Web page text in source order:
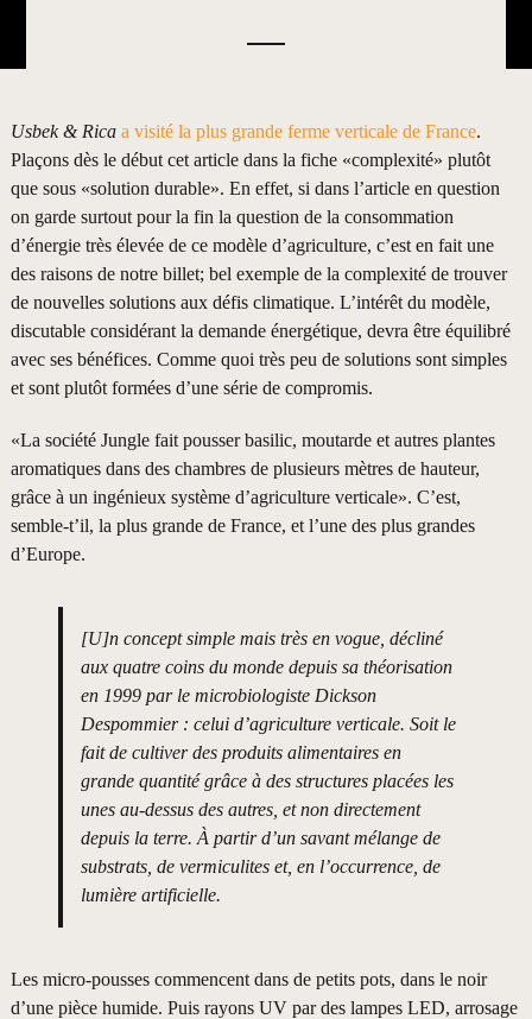
Usbek & Rica a visité la plus grande ferme verticale de France.
Plaçons dès le début cet article dans la fiche «complexité» plutôt
que sous «solution durable». En effet, si dans l’article en question
on garde surtout pour la fin la question de la consommation
d’énergie très élevée de ce modèle d’agriculture, c’est en fait une
des raisons de notre billet; bel exemple de la complexité de trouver
de nouvelles solutions aux défis climatique. L’intérêt du modèle,
discutable considérant la demande énergétique, devra être équilibré
avec ses bénéfices. Comme quoi très peu de solutions sont simples
et sont plutôt formées d’une série de compromis.
«La société Jungle fait pousser basilic, moutarde et autres plantes
aromatiques dans des chambres de plusieurs mètres de hauteur,
grâce à un ingénieux système d’agriculture verticale». C’est,
semble-t’il, la plus grande de France, et l’une des plus grandes
d’Europe.
[U]n concept simple mais très en vogue, décliné
aux quatre coins du monde depuis sa théorisation
en 1999 par le microbiologiste Dickson
Despommier : celui d’agriculture verticale. Soit le
fait de cultiver des produits alimentaires en
grande quantité grâce à des structures placées les
unes au-dessus des autres, et non directement
depuis la terre. À partir d’un savant mélange de
substrats, de vermiculites et, en l’occurrence, de
lumière artificielle.
Les micro-pousses commencent dans de petits pots, dans le noir
d’une pièce humide. Puis rayons UV par des lampes LED, arrosage